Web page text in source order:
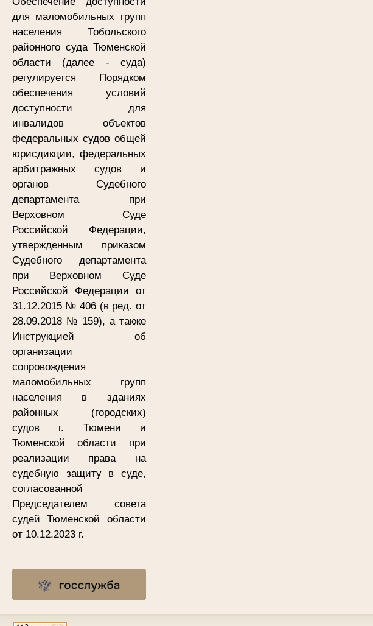
для маломобильных групп
населения Тобольского
районного суда Тюменской
области (далее - суда)
регулируется Порядком
обеспечения условий
доступности для
инвалидов объектов
федеральных судов общей
юрисдикции, федеральных
арбитражных судов и
органов Судебного
департамента при
Верховном Суде
Российской Федерации,
утвержденным приказом
Судебного департамента
при Верховном Суде
Российской Федерации от
31.12.2015 № 406 (в ред. от
28.09.2018 № 159), а также
Инструкцией об
организации
сопровождения
маломобильных групп
населения в зданиях
районных (городских)
судов г. Тюмени и
Тюменской области при
реализации права на
судебную защиту в суде,
согласованной
Председателем совета
судей Тюменской области
от 10.12.2023 г.